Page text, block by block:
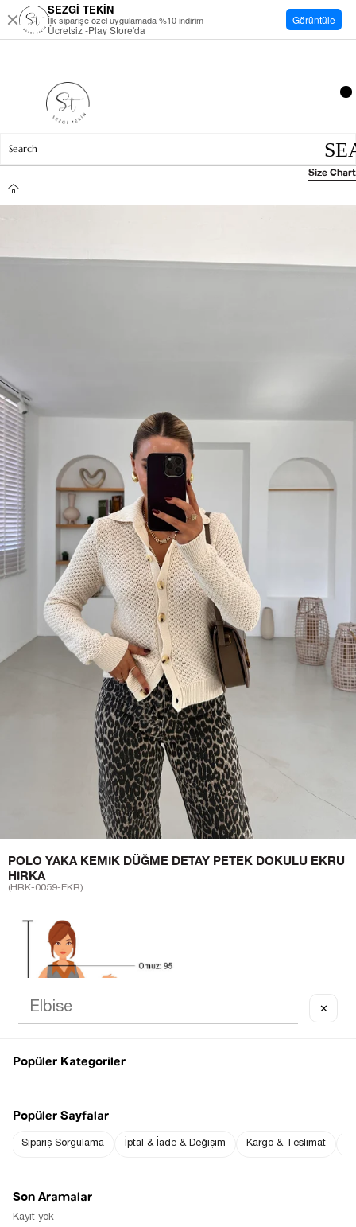
POLO YAKA KEMIK DÜĞME DETAY PETEK DOKULU EKRU
HIRKA
(HRK-0059-EKR)
Notify me when
Notify Me When Available
Size Chart
SEZGİ TEKİN
İlk siparişe özel uygulamada %10 indirim
Ücretsiz -Play Store'da
Görüntüle
✕
Popüler Kategoriler
Popüler Sayfalar
Sipariş Sorgulama İptal & İade & Değişim Kargo & Teslimat
Son Aramalar
Kayıt yok